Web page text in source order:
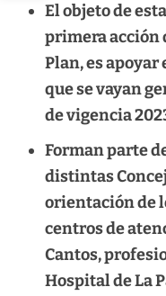
El objeto de
primera acción
Plan, es apoyar
que se vayan
de vigencia
Forman parte
distintas
orientación de
centros de
Cantos,
Hospital de La